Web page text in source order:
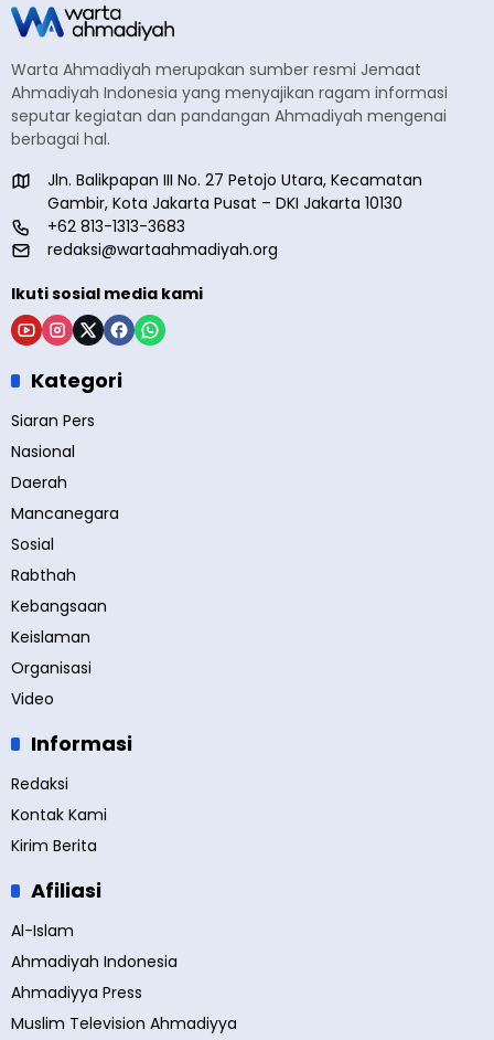
Warta Ahmadiyah merupakan sumber resmi Jemaat
Ahmadiyah Indonesia yang menyajikan ragam informasi
seputar kegiatan dan pandangan Ahmadiyah mengenai
berbagai hal.
Jln. Balikpapan III No. 27 Petojo Utara, Kecamatan
Gambir, Kota Jakarta Pusat – DKI Jakarta 10130
+62 813-1313-3683
redaksi@wartaahmadiyah.org
Ikuti sosial media kami
Kategori
Siaran Pers
Nasional
Daerah
Mancanegara
Sosial
Rabthah
Kebangsaan
Keislaman
Organisasi
Video
Informasi
Redaksi
Kontak Kami
Kirim Berita
Afiliasi
Al-Islam
Ahmadiyah Indonesia
Ahmadiyya Press
Muslim Television Ahmadiyya